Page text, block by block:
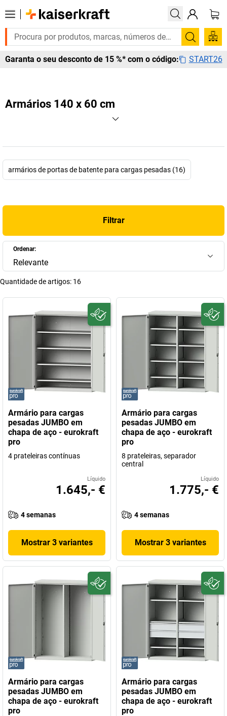
Garanta o seu desconto de 15 %* com o código: START26
Armários 140 x 60 cm
armários de portas de batente para cargas pesadas (16)
Filtrar
Ordenar:
Relevante
Quantidade de artigos: 16
Armário para cargas
pesadas JUMBO em
chapa de aço - eurokraft
pro
4 prateleiras contínuas
Líquido
1.645,- €
4 semanas
Mostrar 3 variantes
Armário para cargas
pesadas JUMBO em
chapa de aço - eurokraft
pro
8 prateleiras, separador
central
Líquido
1.775,- €
4 semanas
Mostrar 3 variantes
Armário para cargas
pesadas JUMBO em
chapa de aço - eurokraft
pro
Armário para cargas
pesadas JUMBO em
chapa de aço - eurokraft
pro